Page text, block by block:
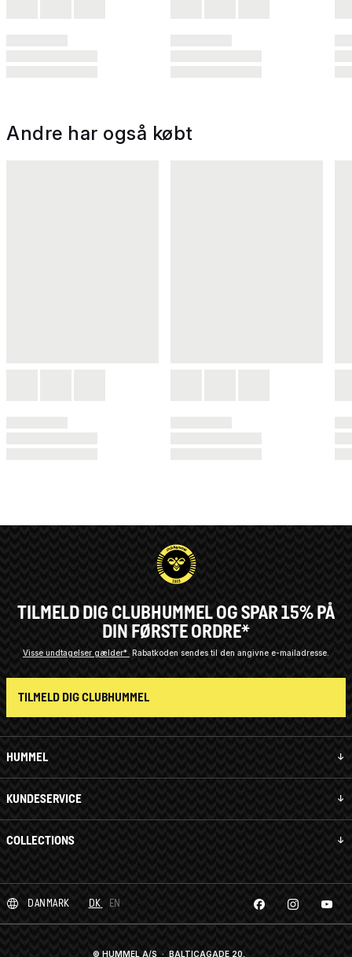
Andre har også købt
HUMMEL
KUNDESERVICE
COLLECTIONS
TILMELD DIG CLUBHUMMEL OG SPAR 15% PÅ
DIN FØRSTE ORDRE*
Visse undtagelser gælder* Rabatkoden sendes til den angivne e-mailadresse.
TILMELD DIG CLUBHUMMEL
DANMARK DK EN
© HUMMEL A/S · BALTICAGADE 20,